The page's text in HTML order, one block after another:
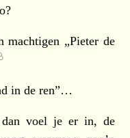
machtigen „Pieter de
in de ren”…
voel je er in, de